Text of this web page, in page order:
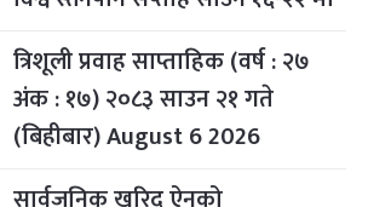
त्रिशूली प्रवाह साप्ताहिक (वर्ष : २७
अंक : १७) २०८३ साउन २१ गते
(बिहीबार) August 6 2026